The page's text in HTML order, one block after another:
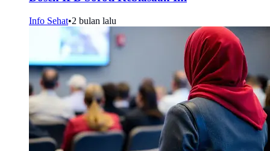
Info Sehat•2 bulan lalu